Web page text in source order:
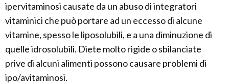
ipervitaminosi causate da un abuso di integratori
vitaminici che può portare ad un eccesso di alcune
vitamine, spesso le liposolubili, e a una diminuzione di
quelle idrosolubili. Diete molto rigide o sbilanciate
prive di alcuni alimenti possono causare problemi di
ipo/avitaminosi.